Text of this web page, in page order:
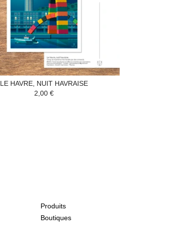
LE HAVRE, NUIT HAVRAISE
2,00 €
Produits
Boutiques